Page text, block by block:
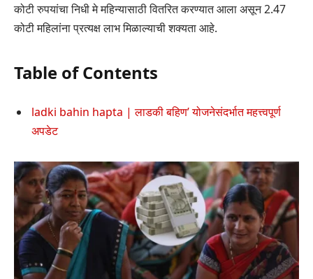
कोटी रुपयांचा निधी मे महिन्यासाठी वितरित करण्यात आला असून 2.47
कोटी महिलांना प्रत्यक्ष लाभ मिळाल्याची शक्यता आहे.
Table of Contents
ladki bahin hapta | लाडकी बहिण’ योजनेसंदर्भात महत्त्वपूर्ण
अपडेट